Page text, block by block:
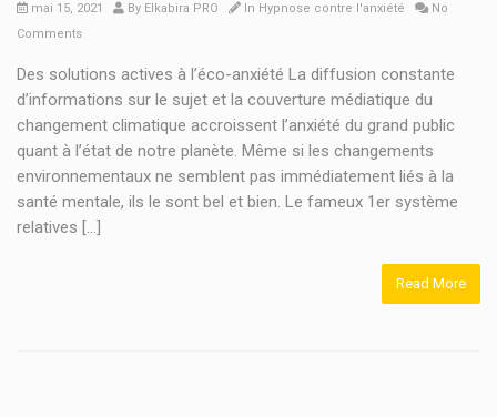
mai 15, 2021 By Elkabira PRO In Hypnose contre l'anxiété
No
Comments
Des solutions actives à l’éco-anxiété La diffusion constante
d’informations sur le sujet et la couverture médiatique du
changement climatique accroissent l’anxiété du grand public
quant à l’état de notre planète. Même si les changements
environnementaux ne semblent pas immédiatement liés à la
santé mentale, ils le sont bel et bien. Le fameux 1er système
relatives […]
Read More